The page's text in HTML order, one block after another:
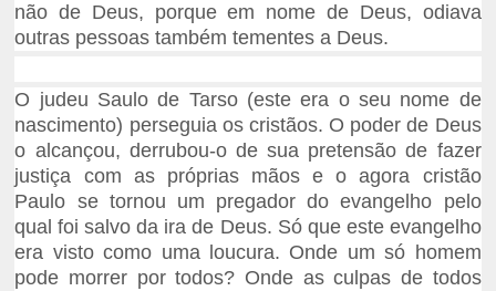
não de Deus, porque em nome de Deus, odiava
outras pessoas também tementes a Deus.
O judeu Saulo de Tarso (este era o seu nome de
nascimento) perseguia os cristãos. O poder de Deus
o alcançou, derrubou-o de sua pretensão de fazer
justiça com as próprias mãos e o agora cristão
Paulo se tornou um pregador do evangelho pelo
qual foi salvo da ira de Deus. Só que este evangelho
era visto como uma loucura. Onde um só homem
pode morrer por todos? Onde as culpas de todos